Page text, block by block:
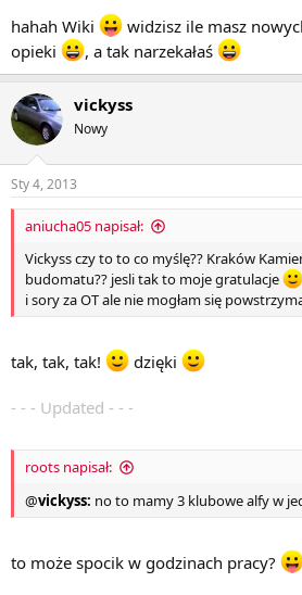
hahah Wiki
widzisz ile masz
opieki
, a tak narzekałaś
vickyss
Nowy
Sty 4, 2013
aniucha05 napisał:
Vickyss czy to to co myślę?? Kraków
budomatu?? jesli tak to moje gratulacje
i sory za OT ale nie mogłam się
tak, tak, tak! dzięki
- - - Updated - - -
roots napisał:
@vickyss: no to mamy 3 klubowe alfy w
to może spocik w godzinach pracy?